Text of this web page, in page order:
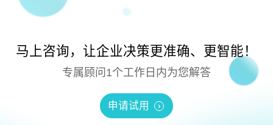
马上咨询，让企业决策更准确、更智能！
专属顾问1个工作日内为您解答
申请试用